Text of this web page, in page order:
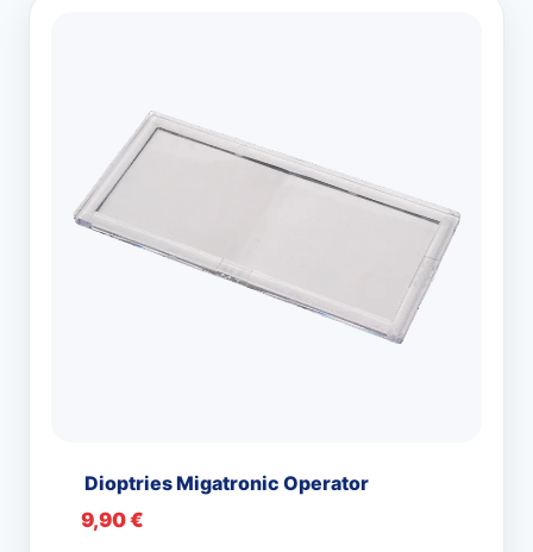
Dioptries Migatronic Operator
9,90€